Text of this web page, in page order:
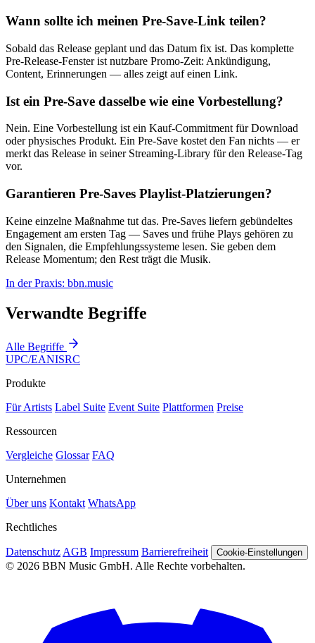
Wann sollte ich meinen Pre-Save-Link teilen?
Sobald das Release geplant und das Datum fix ist. Das komplette
Pre-Release-Fenster ist nutzbare Promo-Zeit: Ankündigung,
Content, Erinnerungen — alles zeigt auf einen Link.
Ist ein Pre-Save dasselbe wie eine Vorbestellung?
Nein. Eine Vorbestellung ist ein Kauf-Commitment für Download
oder physisches Produkt. Ein Pre-Save kostet den Fan nichts — er
merkt das Release in seiner Streaming-Library für den Release-Tag
vor.
Garantieren Pre-Saves Playlist-Platzierungen?
Keine einzelne Maßnahme tut das. Pre-Saves liefern gebündeltes
Engagement am ersten Tag — Saves und frühe Plays gehören zu
den Signalen, die Empfehlungssysteme lesen. Sie geben dem
Release Momentum; den Rest trägt die Musik.
In der Praxis: bbn.music
Verwandte Begriffe
Alle Begriffe
UPC/EANISRC
Produkte
Für Artists Label Suite Event Suite Plattformen Preise
Ressourcen
Vergleiche Glossar FAQ
Unternehmen
Über uns Kontakt WhatsApp
Rechtliches
Datenschutz AGB Impressum Barrierefreiheit Cookie-Einstellungen
© 2026 BBN Music GmbH. Alle Rechte vorbehalten.